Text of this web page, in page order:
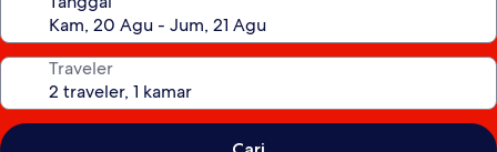
Traveler